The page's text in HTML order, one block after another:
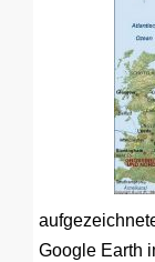
Google Earth